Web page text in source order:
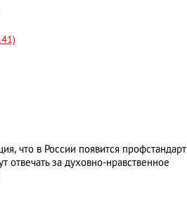
что в России появится профстандарт
отвечать за духовно-нравственное